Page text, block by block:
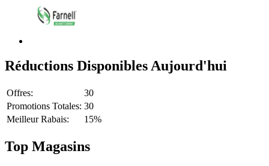
Réductions Disponibles Aujourd'hui
Offres:
30
Promotions Totales: 30
Meilleur Rabais:
15%
Top Magasins